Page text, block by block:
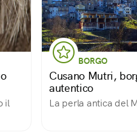
il
BORGO
Cusano Mutri,
autentico
La perla antica del